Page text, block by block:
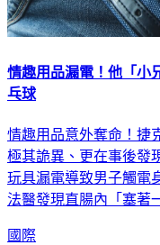
情趣用品漏電！他「
乓球
情趣用品意外奪命！捷
極其詭異、更在事後發
玩具漏電導致男子觸電
法醫發現直腸內「塞著
國際